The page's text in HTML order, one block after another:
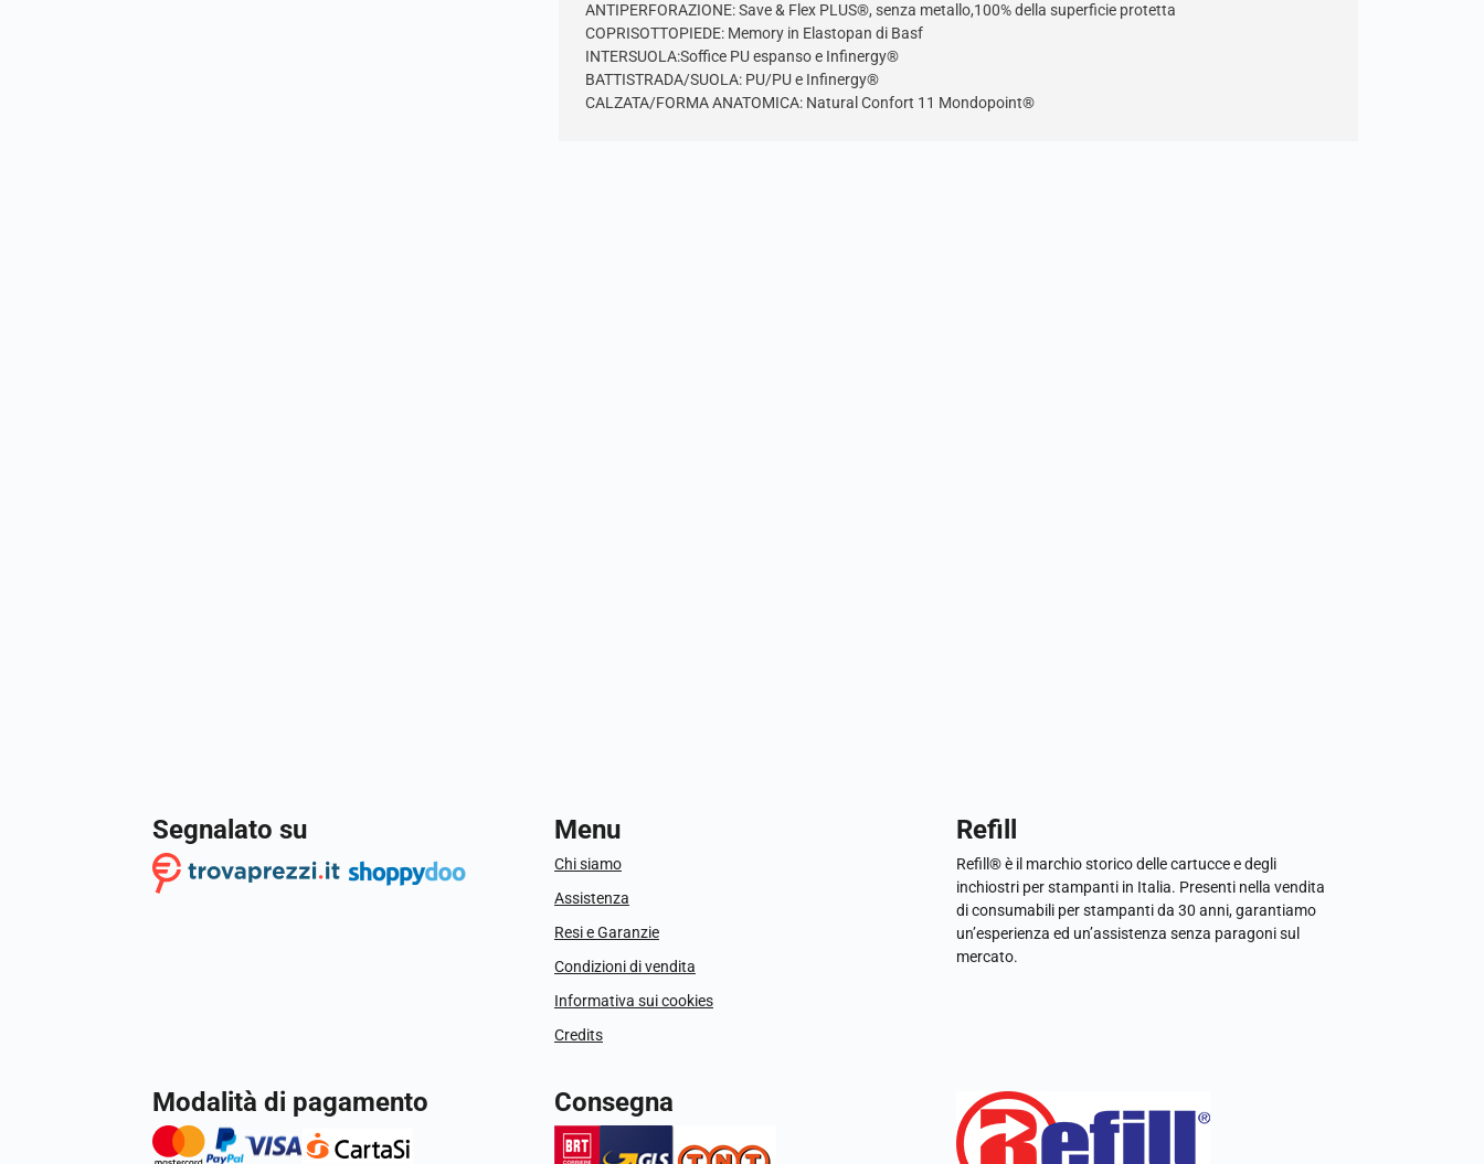
ANTIPERFORAZIONE: Save & Flex PLUS®, senza metallo,100% della superficie protetta
COPRISOTTOPIEDE: Memory in Elastopan di Basf
INTERSUOLA:Soffice PU espanso e Infinergy®
BATTISTRADA/SUOLA: PU/PU e Infinergy®
CALZATA/FORMA ANATOMICA: Natural Confort 11 Mondopoint®
Segnalato su Menu
Chi siamo
Assistenza
Resi e Garanzie
Condizioni di vendita
Informativa sui cookies
Credits
Refill
Refill® è il marchio storico delle cartucce e degli
inchiostri per stampanti in Italia. Presenti nella vendita
di consumabili per stampanti da 30 anni, garantiamo
un’esperienza ed un’assistenza senza paragoni sul
mercato.
Modalità di pagamento Consegna